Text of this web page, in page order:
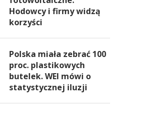
Hodowcy i firmy widzą
korzyści
Polska miała zebrać 100
proc. plastikowych
butelek. WEI mówi o
statystycznej iluzji